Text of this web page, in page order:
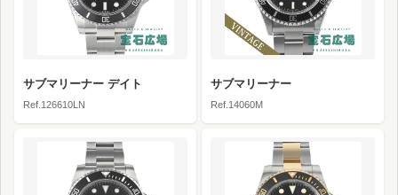
サブマリーナー デイト
Ref.126610LN
サブマリーナー
Ref.14060M